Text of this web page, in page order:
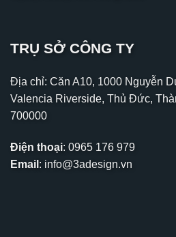
TRỤ SỞ CÔNG TY
Địa chỉ: Căn A10, 1000 Nguyễn
Valencia Riverside, Thủ Đức,
700000
Điện thoại: 0965 176 979
Email : info@3adesign.vn